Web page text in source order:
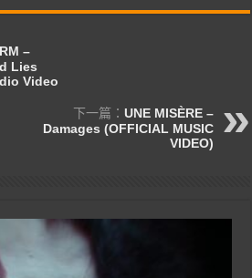
–
Lies
Video
下一篇： UNE MISÈRE –
Damages (OFFICIAL MUSIC
VIDEO)